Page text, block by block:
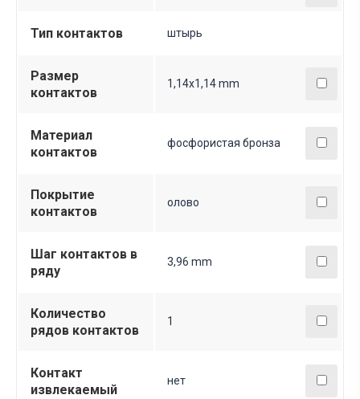
Тип контактов штырь
Размер
контактов
1,14х1,14 mm
Материал
контактов
фосфористая бронза
Покрытие
контактов
олово
Шаг контактов в
ряду
3,96 mm
Количество
рядов контактов
1
Контакт
извлекаемый
нет